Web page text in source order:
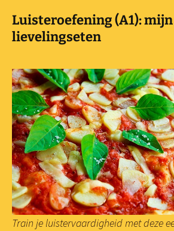
Luisteroefening (A1): mijn
lievelingseten
Train je luistervaardigheid met deze